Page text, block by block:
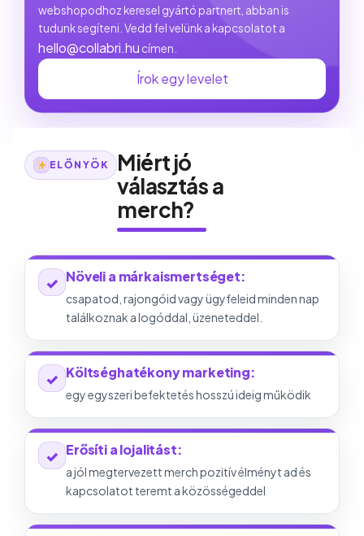
webshopodhoz keresel gyártó partnert, abban is
tudunk segíteni. Vedd fel velünk a kapcsolatot a
hello@collabri.hu címen.
Írok egy levelet
ELŐNYÖK
Miért jó
választás a
merch?
✓ Növeli a márkaismertséget:
csapatod, rajongóid vagy ügyfeleid minden nap
találkoznak a logóddal, üzeneteddel.
✓ Költséghatékony marketing:
egy egyszeri befektetés hosszú ideig működik
✓ Erősíti a lojalitást:
a jól megtervezett merch pozitív élményt ad és
kapcsolatot teremt a közösségeddel